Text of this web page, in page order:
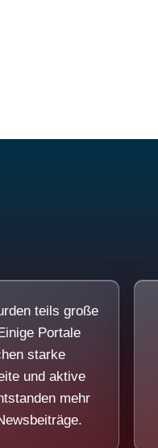
teils große
Portale
starke
und aktive
mehr